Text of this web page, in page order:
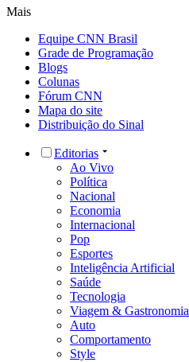
Mais
Equipe CNN Brasil
Grade de Programação
Blogs
Colunas
Fórum CNN
Mapa do site
Distribuição do Sinal
Editorias
Ao Vivo
Política
Nacional
Economia
Internacional
Pop
Esportes
Inteligência Artificial
Saúde
Tecnologia
Viagem & Gastronomia
Auto
Comportamento
Style